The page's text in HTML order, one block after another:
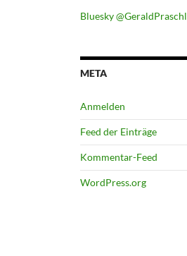
Bluesky @GeraldPraschl
META
Anmelden
Feed der Einträge
Kommentar-Feed
WordPress.org